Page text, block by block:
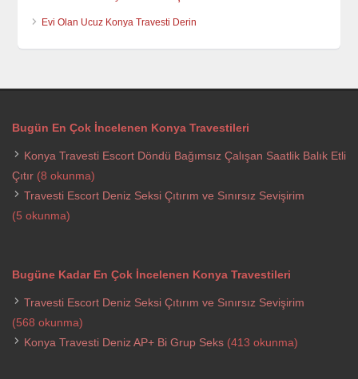
Evi Olan Ucuz Konya Travesti Derin
Bugün En Çok İncelenen Konya Travestileri
Konya Travesti Escort Döndü Bağımsız Çalışan Saatlik Balık Etli
Çıtır (8 okunma)
Travesti Escort Deniz Seksi Çıtırım ve Sınırsız Sevişirim
(5 okunma)
Bugüne Kadar En Çok İncelenen Konya Travestileri
Travesti Escort Deniz Seksi Çıtırım ve Sınırsız Sevişirim
(568 okunma)
Konya Travesti Deniz AP+ Bi Grup Seks (413 okunma)